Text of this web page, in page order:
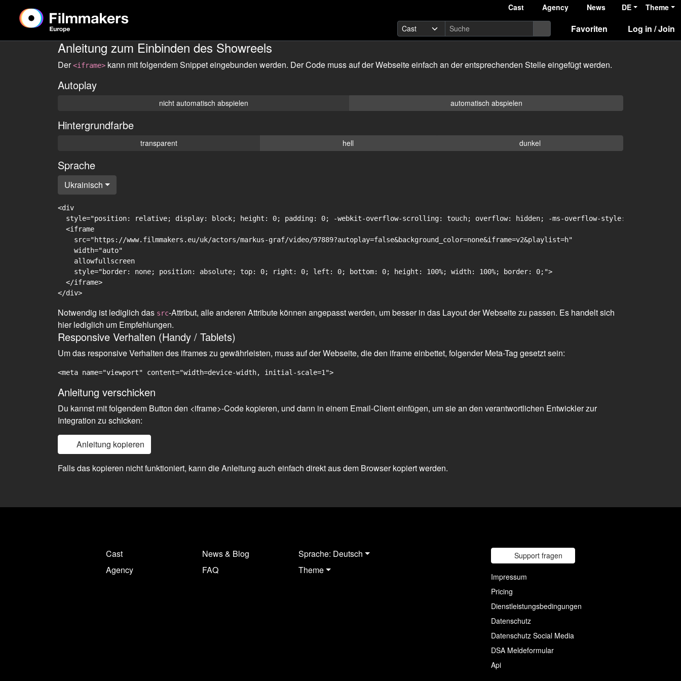
Cast Agency News DE Theme
Favoriten Log in / Join
Anleitung zum Einbinden des Showreels
Der<iframe> kann mit folgendem Snippet eingebunden werden. Der Code muss auf der Webseite einfach an der entsprechenden Stelle eingefügt werden.
Autoplay
nicht automatisch abspielen automatisch abspielen
Hintergrundfarbe
transparent hell dunkel
Sprache
Ukrainisch
<div
style="position: relative; display: block; height: 0; padding: 0; -webkit-overflow-scrolling: touch; overflow: hidden; -ms-overflow-style: -ms-
  <iframe
    src="https://www.filmmakers.eu/uk/actors/markus-graf/video/97889?autoplay=false&background_color=none&iframe=v2&playlist=h"
    width="auto"
    allowfullscreen
    style="border: none; position: absolute; top: 0; right: 0; left: 0; bottom: 0; height: 100%; width: 100%; border: 0;">
  </iframe>
Notwendig ist lediglich das src-Attribut, alle anderen Attribute können angepasst werden, um besser in das Layout der Webseite zu passen. Es handelt sich
hier lediglich um Empfehlungen.
Responsive Verhalten (Handy / Tablets)
Um das responsive Verhalten des iframes zu gewährleisten, muss auf der Webseite, die den iframe einbettet, folgender Meta-Tag gesetzt sein:
<meta name="viewport" content="width=device-width, initial-scale=1">
Anleitung verschicken
Du kannst mit folgendem Button den <iframe>-Code kopieren, und dann in einem Email-Client einfügen, um sie an den verantwortlichen Entwickler zur
Integration zu schicken:
Anleitung kopieren
Falls das kopieren nicht funktioniert, kann die Anleitung auch einfach direkt aus dem Browser kopiert werden.
Cast
Agency
News & Blog
FAQ
Sprache: Deutsch
Theme
Support fragen
Impressum
Pricing
Dienstleistungsbedingungen
Datenschutz
Datenschutz Social Media
DSA Meldeformular
Api